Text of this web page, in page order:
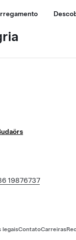
19876737
legaisContatoCarreiras